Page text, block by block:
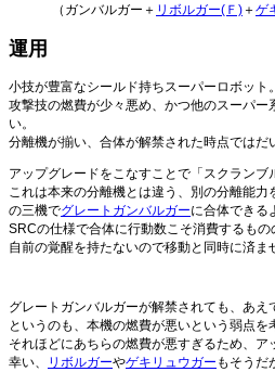
（ガンバルガー＋ リボルガー(Ｆ) ＋ゲ
運用
小技が豊富なシールド持ちスーパーロボット。
攻撃技の燃費が少々悪め、かつ他のスーパ
い。
分離機が揃い、合体が解禁された時点ではだ
アップグレードをこなすことで「スクランブ
これは本来の分離機とは違う、別の分離能
の三機でグレートガンバルガーに合体できる
SRCの仕様で合体に行動数こそ消費するも
自前の覚醒を持たないので移動と同時に済ま
グレートガンバルガーが解禁されても、あえ
というのも、本機の燃費が悪いという弱点を
それほどにあちらの燃費が悪すぎるため、ア
幸い、
リボルガーやゲキリュウガー もそうだ